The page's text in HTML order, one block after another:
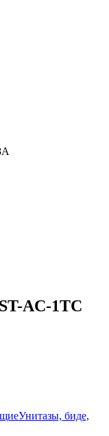
AC-1TС
Унитазы, биде,